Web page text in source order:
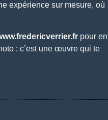
expérience sur mesure, où
pour en
: c’est une œuvre qui te